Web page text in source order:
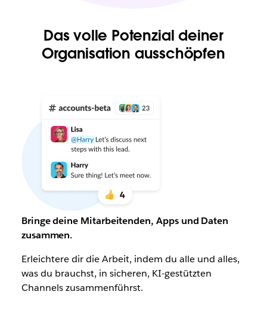
Das volle Potenzial deiner
Organisation ausschöpfen
Bringe deine Mitarbeitenden, Apps und Daten
zusammen.
Erleichtere dir die Arbeit, indem du alle und alles,
was du brauchst, in sicheren, KI-gestützten
Channels zusammenführst.